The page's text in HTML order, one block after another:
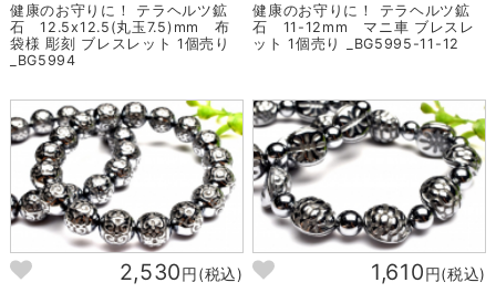
健康のお守りに！ テラヘルツ鉱
石 12.5x12.5(丸玉7.5)mm 布
袋様 彫刻 ブレスレット 1個売り
_BG5994
健康のお守りに！ テラヘルツ鉱
石 11-12mm マニ車 ブレスレ
ット 1個売り _BG5995-11-12
2,530円(税込) 1,610円(税込)